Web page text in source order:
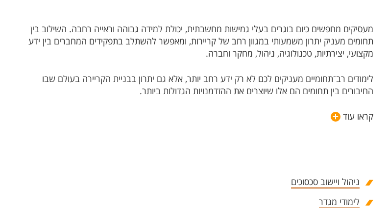
מעסיקים מחפשים כיום בוגרים בעלי גמישות מחשבתית, יכולת למידה גבוהה וראייה רחבה. השילוב בין
תחומים מעניק יתרון משמעותי במגוון רחב של קריירות, ומאפשר להשתלב בתפקידים המחברים בין ידע
מקצועי, יצירתיות, טכנולוגיה, ניהול, מחקר וחברה.
לימודים רב־תחומיים מעניקים לכם לא רק ידע רחב יותר, אלא גם יתרון בבניית הקריירה בעולם שבו
החיבורים בין תחומים הם אלו שיוצרים את ההזדמנויות הגדולות ביותר.
קראו עוד
ניהול ויישוב סכסוכים​
לימודי מגדר